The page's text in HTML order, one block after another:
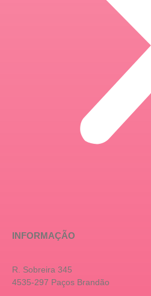
INFORMAÇÃO
R. Sobreira 345
4535-297 Paços Brandão